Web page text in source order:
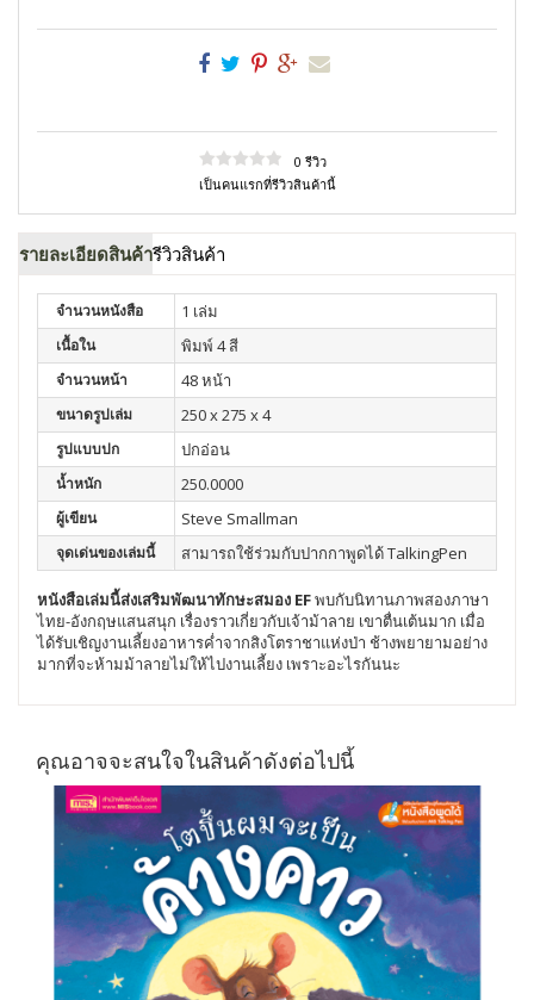
0 รีวิว
เป็นคนแรกที่รีวิวสินค้านี้
รายละเอียดสินค้ารีวิวสินค้า
จำนวนหนังสือ 1 เล่ม
เนื้อใน พิมพ์ 4 สี
จำนวนหน้า 48 หน้า
ขนาดรูปเล่ม 250 x 275 x 4
รูปแบบปก ปกอ่อน
น้ำหนัก 250.0000
ผู้เขียน Steve Smallman
จุดเด่นของเล่มนี้ สามารถใช้ร่วมกับปากกาพูดได้ TalkingPen
หนังสือเล่มนี้ส่งเสริมพัฒนาทักษะสมอง EFพบกับนิทานภาพสองภาษา
ไทย-อังกฤษแสนสนุก เรื่องราวเกี่ยวกับเจ้าม้าลาย เขาตื่นเต้นมาก เมื่อ
ได้รับเชิญงานเลี้ยงอาหารค่ำจากสิงโตราชาแห่งป่า ช้างพยายามอย่าง
มากที่จะห้ามม้าลายไม่ให้ไปงานเลี้ยง เพราะอะไรกันนะ
คุณอาจจะสนใจในสินค้าดังต่อไปนี้